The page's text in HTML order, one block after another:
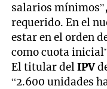
salarios
requerido. En el
estar en el orden
como cuota
El titular delIPV
“2.600 unidades